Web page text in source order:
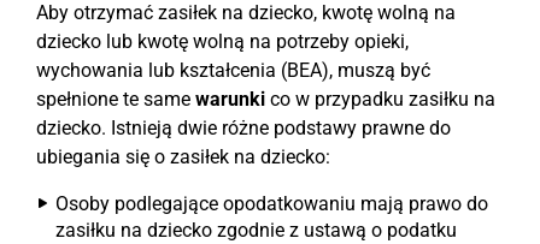
Aby otrzymać zasiłek na dziecko, kwotę wolną na
dziecko lub kwotę wolną na potrzeby opieki,
wychowania lub kształcenia (BEA), muszą być
spełnione te same warunki co w przypadku zasiłku na
dziecko. Istnieją dwie różne podstawy prawne do
ubiegania się o zasiłek na dziecko:
Osoby podlegające opodatkowaniu mają prawo do
zasiłku na dziecko zgodnie z ustawą o podatku